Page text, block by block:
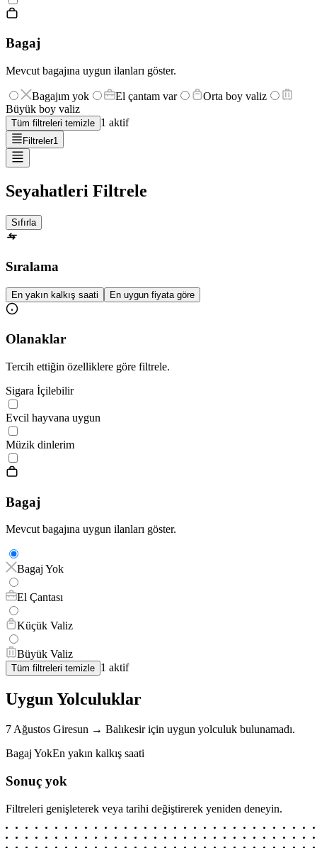
Bagaj
Mevcut bagajına uygun ilanları göster.
Bagajım yok El çantam var
Orta boy valiz
Büyük boy valiz
Tüm filtreleri temizle 1 aktif
Filtreler1
Seyahatleri Filtrele
Sıfırla
Sıralama
En yakın kalkış saati En uygun fiyata göre
Olanaklar
Tercih ettiğin özelliklere göre filtrele.
Sigara İçilebilir
Evcil hayvana uygun
Müzik dinlerim
Bagaj
Mevcut bagajına uygun ilanları göster.
Bagaj Yok
El Çantası
Küçük Valiz
Büyük Valiz
Tüm filtreleri temizle 1 aktif
Uygun Yolculuklar
7 Ağustos Giresun → Balıkesiriçin uygun yolculuk bulunamadı.
Bagaj YokEn yakın kalkış saati
Sonuç yok
Filtreleri genişleterek veya tarihi değiştirerek yeniden deneyin.